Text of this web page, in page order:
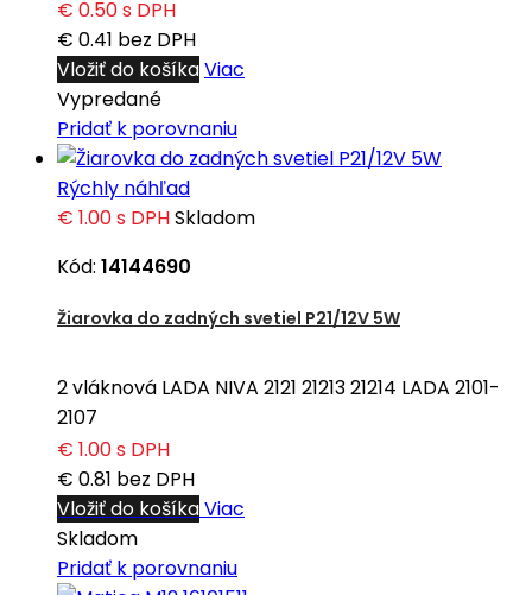
€ 0.50s DPH
€ 0.41 bez DPH
Vložiť do košíkaViac
Vypredané
Pridať k porovnaniu
Rýchly náhľad
€ 1.00s DPHSkladom
Kód: 14144690
Žiarovka do zadných svetiel P21/12V 5W
2 vláknová LADA NIVA 2121 21213 21214 LADA 2101-
2107
€ 1.00s DPH
€ 0.81 bez DPH
Vložiť do košíkaViac
Skladom
Pridať k porovnaniu